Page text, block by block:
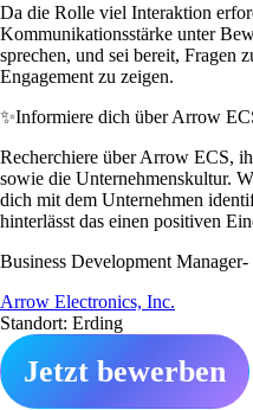
Da die Rolle viel Interaktion
Kommunikationsstärke unter
sprechen, und sei bereit, Fragen
Engagement zu zeigen.
✨Informiere dich über Arrow
Recherchiere über Arrow ECS,
sowie die Unternehmenskultur.
dich mit dem Unternehmen
hinterlässt das einen positiven
Business Development
Arrow Electronics, Inc.
Standort: Erding
Jetzt bewerben